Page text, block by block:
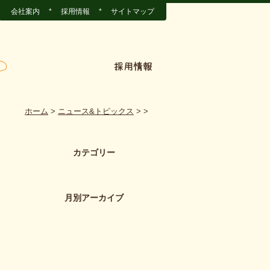
会社案内 * 採用情報 * サイトマップ
ホーム > ニュース&トピックス > >
カテゴリー
月別アーカイブ